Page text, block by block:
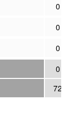
0
0
0
0
72